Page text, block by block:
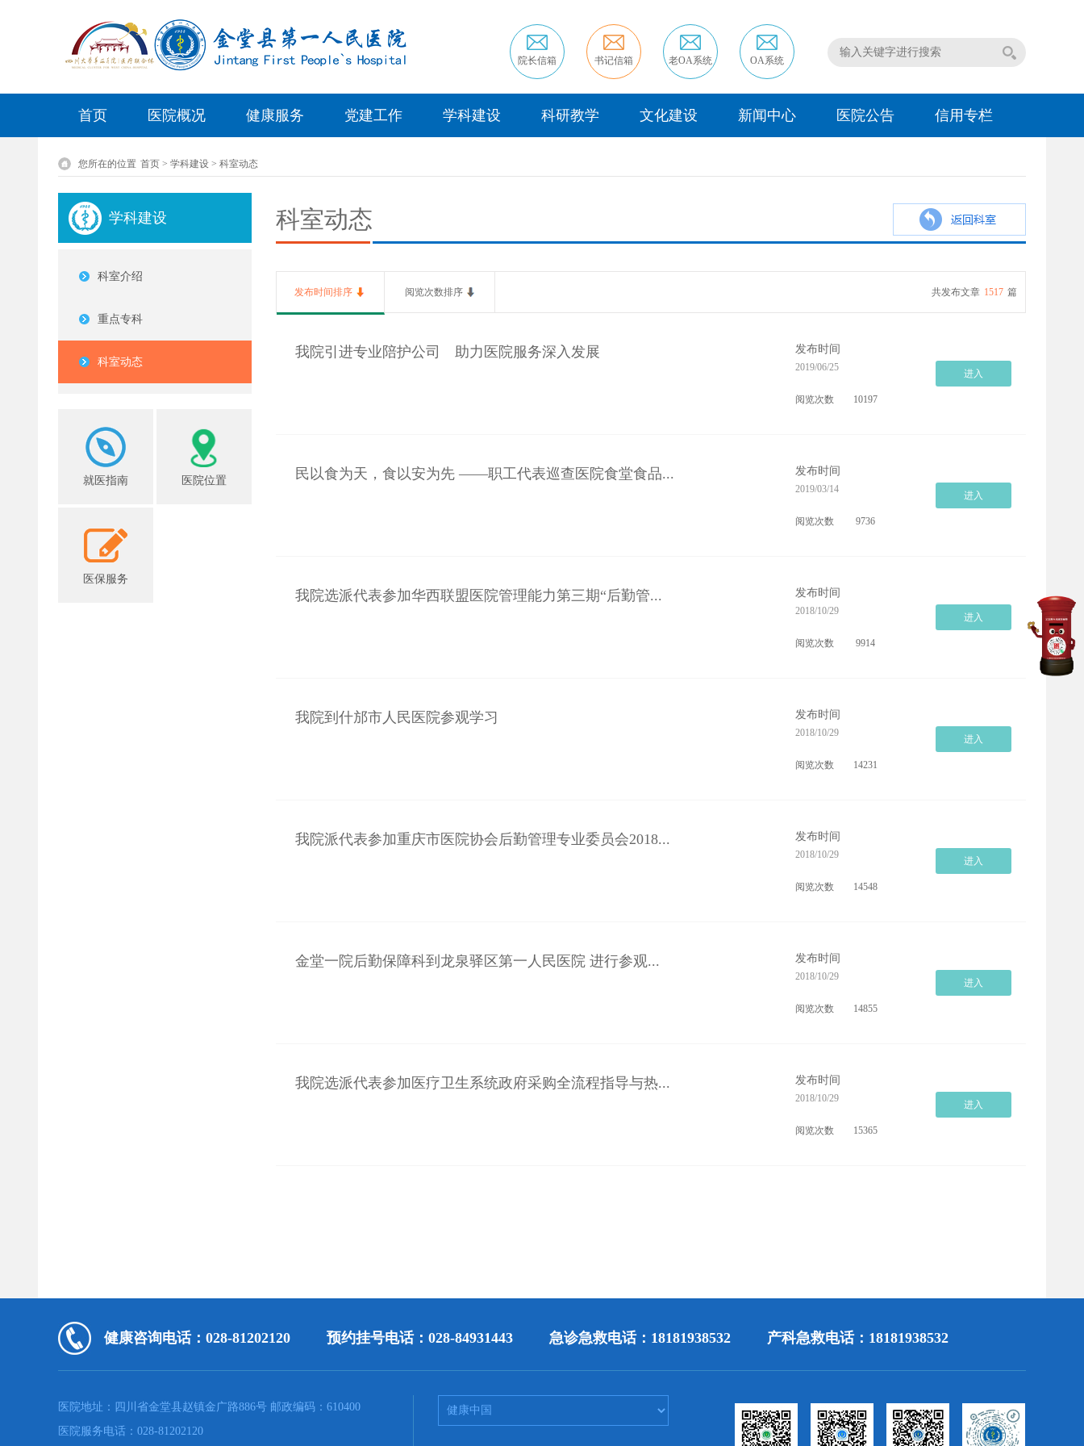
院长信箱 书记信箱 老OA系统 OA系统
首页 医院概况 健康服务 党建工作 学科建设 科研教学 文化建设 新闻中心 医院公告 信用专栏
您所在的位置 首页 > 学科建设 > 科室动态
学科建设
科室介绍
重点专科
科室动态
就医指南 医院位置
医保服务
科室动态
发布时间排序 阅览次数排序 共发布文章 1517 篇
我院引进专业陪护公司 助力医院服务深入发展 发布时间
2019/06/25
阅览次数 10197
进入
民以食为天，食以安为先 ——职工代表巡查医院食堂食品... 发布时间
2019/03/14
阅览次数 9736
进入
我院选派代表参加华西联盟医院管理能力第三期“后勤管... 发布时间
2018/10/29
阅览次数 9914
进入
我院到什邡市人民医院参观学习 发布时间
2018/10/29
阅览次数 14231
进入
我院派代表参加重庆市医院协会后勤管理专业委员会2018... 发布时间
2018/10/29
阅览次数 14548
进入
金堂一院后勤保障科到龙泉驿区第一人民医院 进行参观... 发布时间
2018/10/29
阅览次数 14855
进入
我院选派代表参加医疗卫生系统政府采购全流程指导与热... 发布时间
2018/10/29
阅览次数 15365
进入
健康咨询电话：028-81202120 预约挂号电话：028-84931443 急诊急救电话：18181938532 产科急救电话：18181938532
医院地址：四川省金堂县赵镇金广路886号 邮政编码：610400
医院服务电话：028-81202120